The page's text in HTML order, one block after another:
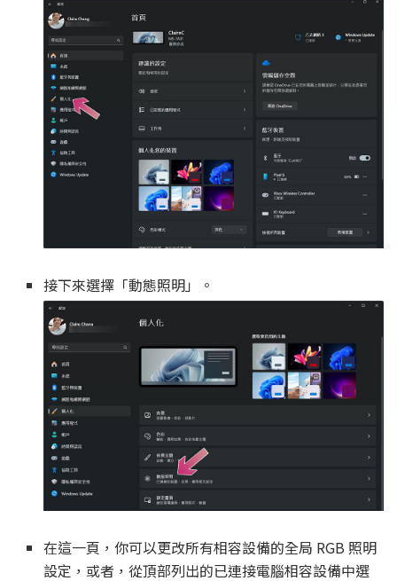
接下來選擇「動態照明」。
在這一頁，你可以更改所有相容設備的全局 RGB 照明
設定，或者，從頂部列出的已連接電腦相容設備中選